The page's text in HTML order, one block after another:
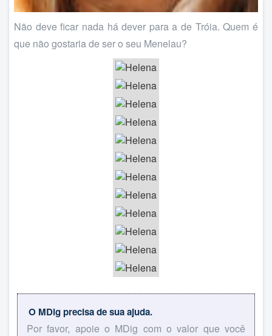
Não deve ficar nada há dever para a de Tróia. Quem é
que não gostaria de ser o seu Menelau?
O MDig precisa de sua ajuda.
Por favor, apoie o MDig com o valor que você